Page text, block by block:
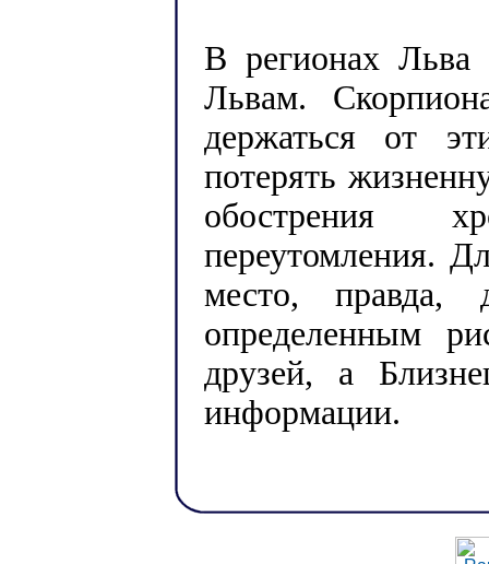
В регионах
Львам.
держаться от
потерять
обострения
переутомления.
место, правда,
определенным
друзей, а
информации.